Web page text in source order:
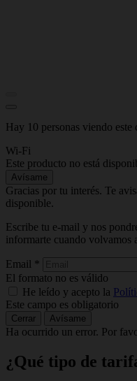
Hay 10 personas viendo este
Wi-Fi
Este producto no está
Avísame
Gracias por tu interés. Te
disponible.
Escribe tu e-mail y nos
informarte cuando volvamos
Email *
El formato no es válido
He leído y acepto la
Este campo es obligatorio
Cerrar Avísame
Ha ocurrido un error. Por
¿Qué tipo de